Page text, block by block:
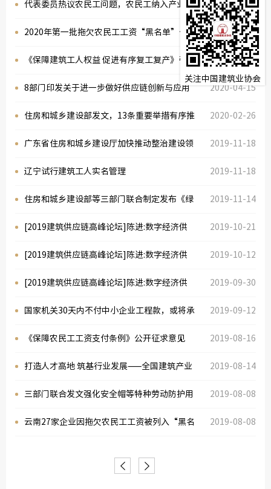
磅发布
代表委员热议农民工问题，农民工纳入产业工
人队伍迫在眉睫
2020-05-25
2020年第一批拖欠农民工工资“黑名单”公
布！
2020-05-21
《保障建筑工人权益 促进有序复工复产》引关
注
2020-04-17
8部门印发关于进一步做好供应链创新与应用
试点工作的通知
2020-04-15
住房和城乡建设部发文，13条重要举措有序推
动企业开复工！
2020-02-26
广东省住房和城乡建设厅加快推动整治建设领
域农民工欠薪问题 省市住建部门联动 构建欠
薪整治良好机制
2019-11-18
辽宁试行建筑工人实名管理 2019-11-18
住房和城乡建设部等三部门联合制定发布《绿
色建材产品认证实施方案》
2019-11-14
[2019建筑供应链高峰论坛]陈进:数字经济供
应链发展新趋势（三）
2019-10-21
[2019建筑供应链高峰论坛]陈进:数字经济供
应链发展新趋势（二）
2019-10-12
[2019建筑供应链高峰论坛]陈进:数字经济供
应链发展新趋势（一）
2019-09-30
国家机关30天内不付中小企业工程款，或将承
担1.5倍逾期利息！
2019-09-12
《保障农民工工资支付条例》公开征求意见 2019-08-16
打造人才高地 筑基行业发展——全国建筑产业
工人培育示范基地建设成效初显
2019-08-14
三部门联合发文强化安全帽等特种劳动防护用
品监管
2019-08-08
云南27家企业因拖欠农民工工资被列入“黑名 2019-08-08
关注中国建筑业协会